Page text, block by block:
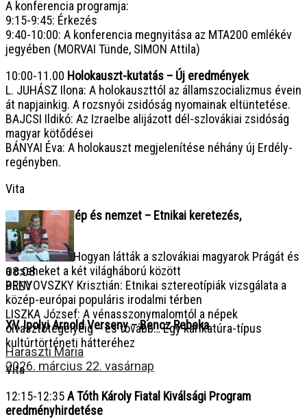
A konferencia programja:
9:15-9:45: Érkezés
9:40-10:00: A konferencia megnyitása az MTA200 emlékév
jegyében (MORVAI Tünde, SIMON Attila)
10:00-11.00 Holokauszt-kutatás – Új eredmények
L. JUHÁSZ Ilona: A holokauszttól az államszocializmus évein
át napjainkig. A rozsnyói zsidóság nyomainak eltüntetése.
BAJCSI Ildikó: Az Izraelbe alijázott dél-szlovákiai zsidóság
magyar kötődései
BÁNYAI Éva: A holokauszt megjelenítése néhány új Erdély-
regényben.
Vita
11:15-12.15 Nép és nemzet – Etnikai keretezés,
sztereotípiák
SIMON Attila: Hogyan látták a szlovákiai magyarok Prágát és
a cseheket a két világháború között
BENYOVSZKY Krisztián: Etnikai sztereotípiák vizsgálata a
közép-európai populáris irodalmi térben
LISZKA József: A vénasszonymalomtól a népek
olvasztótégelyéig – és tovább… Egy karikatúra-típus
kultúrtörténeti hátteréhez
Vita
12:15-12:35A Tóth Károly Fiatal Kiválsági Program
eredményhirdetése
08:08
PREV
XV. Ipolyi Arnold Verseny – Bencz Rebeka
Haraszti Mária
2026. március 22. vasárnap